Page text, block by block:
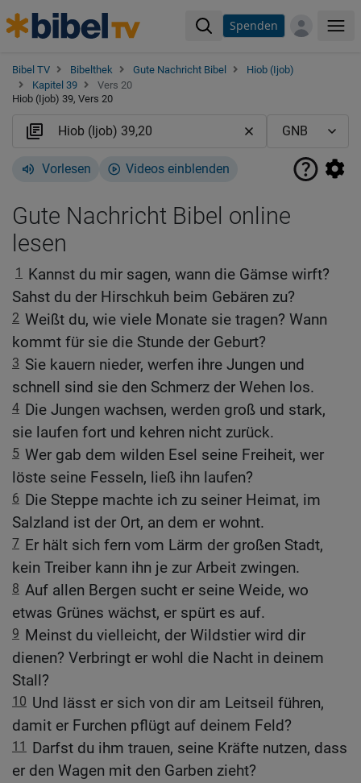
Spenden
Bibel TV Bibelthek Gute Nachricht Bibel
Hiob (Ijob)
Kapitel 39
Vers 20
Hiob (Ijob) 39, Vers 20
Vorlesen Videos einblenden
Gute Nachricht Bibel online
lesen
1 Kannst du mir sagen, wann die Gämse wirft?
Sahst du der Hirschkuh beim Gebären zu?
2 Weißt du, wie viele Monate sie tragen? Wann
kommt für sie die Stunde der Geburt?
3 Sie kauern nieder, werfen ihre Jungen und
schnell sind sie den Schmerz der Wehen los.
4 Die Jungen wachsen, werden groß und stark,
sie laufen fort und kehren nicht zurück.
5 Wer gab dem wilden Esel seine Freiheit, wer
löste seine Fesseln, ließ ihn laufen?
6 Die Steppe machte ich zu seiner Heimat, im
Salzland ist der Ort, an dem er wohnt.
7 Er hält sich fern vom Lärm der großen Stadt,
kein Treiber kann ihn je zur Arbeit zwingen.
8 Auf allen Bergen sucht er seine Weide, wo
etwas Grünes wächst, er spürt es auf.
9 Meinst du vielleicht, der Wildstier wird dir
dienen? Verbringt er wohl die Nacht in deinem
Stall?
10 Und lässt er sich von dir am Leitseil führen,
damit er Furchen pflügt auf deinem Feld?
11 Darfst du ihm trauen, seine Kräfte nutzen, dass
er den Wagen mit den Garben zieht?